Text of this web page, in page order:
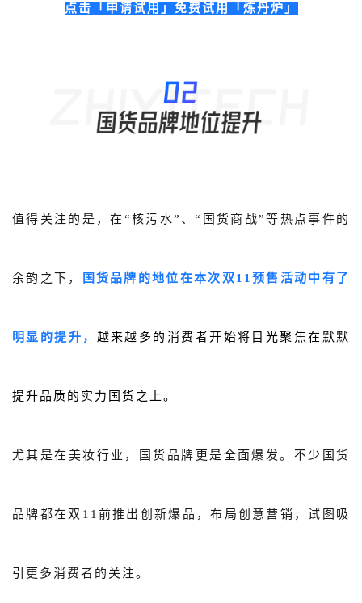
点击「申请试用」免费试用「炼丹炉」
值得关注的是，在“核污水”、“国货商战”等热点事件的
余韵之下， 国货品牌的地位在本次双11预售活动中有了
明显的提升， 越来越多的消费者开始将目光聚焦在默默
提升品质的实力国货之上。
尤其是在美妆行业，国货品牌更是全面爆发。不少国货
品牌都在双11前推出创新爆品，布局创意营销，试图吸
引更多消费者的关注。